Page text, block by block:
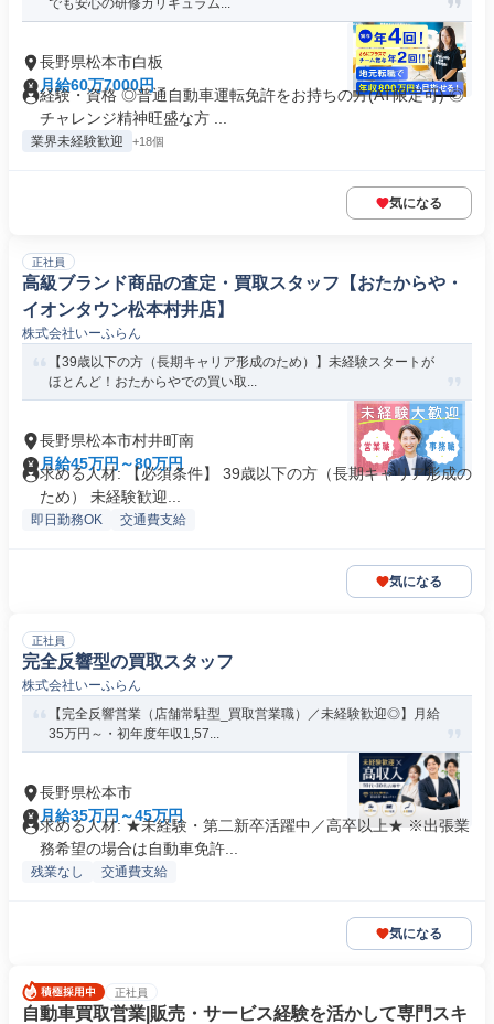
でも安心の研修カリキュラム...
長野県松本市白板
月給60万7000円
経験・資格 ◎普通自動車運転免許をお持ちの方(AT限定可) ◎
チャレンジ精神旺盛な方 ...
業界未経験歓迎 +18個
気になる
正社員
高級ブランド商品の査定・買取スタッフ【おたからや・
イオンタウン松本村井店】
株式会社いーふらん
【39歳以下の方（長期キャリア形成のため）】未経験スタートが
ほとんど！おたからやでの買い取...
長野県松本市村井町南
月給45万円～80万円
求める人材: 【必須条件】 39歳以下の方（長期キャリア形成の
ため） 未経験歓迎...
即日勤務OK 交通費支給
気になる
正社員
完全反響型の買取スタッフ
株式会社いーふらん
【完全反響営業（店舗常駐型_買取営業職）／未経験歓迎◎】月給
35万円～・初年度年収1,57...
長野県松本市
月給35万円～45万円
求める人材: ★未経験・第二新卒活躍中／高卒以上★ ※出張業
務希望の場合は自動車免許...
残業なし 交通費支給
気になる
正社員
自動車買取営業|販売・サービス経験を活かして専門スキ